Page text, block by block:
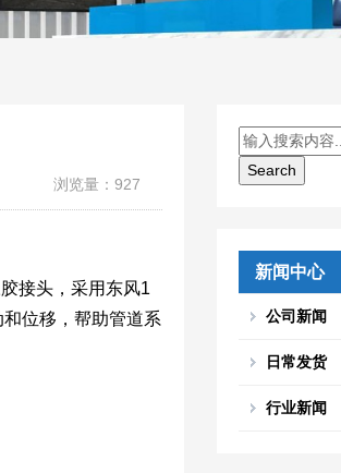
浏览量：927
接头，采用东风1
位移，帮助管道系
新闻中心
公司新闻
日常发货
行业新闻